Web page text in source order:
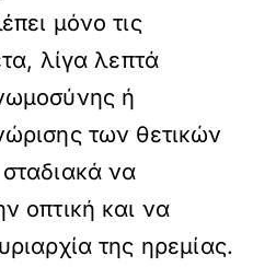
μόνο τις
λίγα λεπτά
ή
των θετικών
να
οπτική και να
της ηρεμίας.